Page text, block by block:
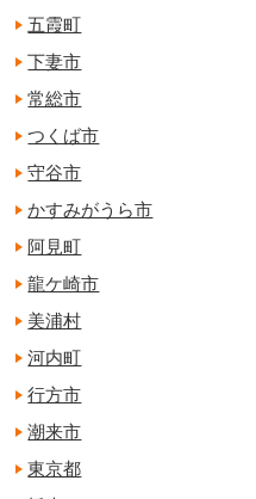
五霞町
下妻市
常総市
つくば市
守谷市
かすみがうら市
阿見町
龍ケ崎市
美浦村
河内町
行方市
潮来市
東京都